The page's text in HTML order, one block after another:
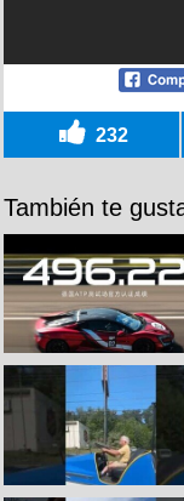
232
También te